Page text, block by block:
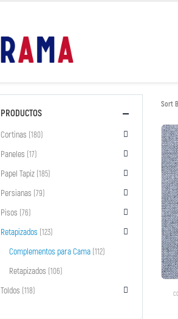
Sort
PRODUCTOS
Cortinas (180)
Paneles (17)
Papel Tapiz (185)
Persianas (79)
Pisos (76)
Retapizados (123)
Complementos para Cama (112)
Retapizados (106)
Toldos (118)